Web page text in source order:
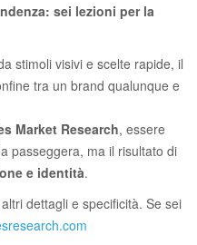
sei lezioni per la
stimoli visivi e scelte rapide, il
tra un brand qualunque e
Market Research, essere
passeggera, ma il risultato di
e identità.
dettagli e specificità. Se sei